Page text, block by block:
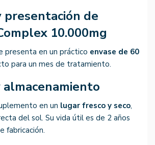
presentación de
10.000mg
presenta en un práctico envase de 60
para un mes de tratamiento.
en un lugar fresco y seco,
del sol. Su vida útil es de 2 años
fabricación.